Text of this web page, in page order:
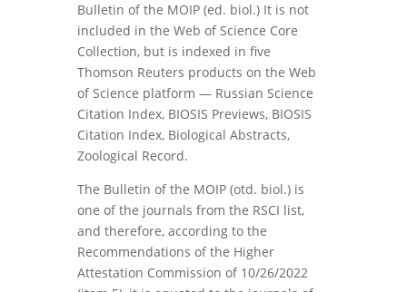
Bulletin of the MOIP (ed. biol.) It is not
included in the Web of Science Core
Collection, but is indexed in five
Thomson Reuters products on the Web
of Science platform — Russian Science
Citation Index, BIOSIS Previews, BIOSIS
Citation Index, Biological Abstracts,
Zoological Record.
The Bulletin of the MOIP (otd. biol.) is
one of the journals from the RSCI list,
and therefore, according to the
Recommendations of the Higher
Attestation Commission of 10/26/2022